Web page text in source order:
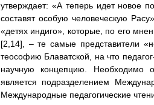
утверждает: «А теперь идет новое
составят особую человеческую
«детях индиго», которые, по его
[2,14], – те самые представители
теософию Блаватской, на что
научную концепцию. Необходимо
является подразделением
Международные педагогические